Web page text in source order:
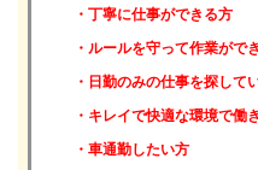
・丁寧に仕事ができる方
・ルールを守って作業がで
・日勤のみの仕事を探して
・キレイで快適な環境で働
・車通勤したい方